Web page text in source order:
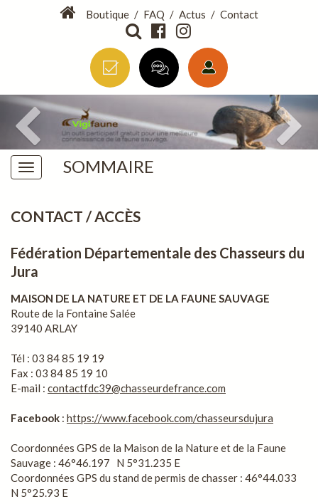
Boutique / FAQ / Actus / Contact
SOMMAIRE
CONTACT / ACCÈS
Fédération Départementale des Chasseurs du
Jura
MAISON DE LA NATURE ET DE LA FAUNE SAUVAGE
Route de la Fontaine Salée
39140 ARLAY
Tél : 03 84 85 19 19
Fax : 03 84 85 19 10
E-mail : contactfdc39@chasseurdefrance.com
Facebook : https://www.facebook.com/chasseursdujura
Coordonnées GPS de la Maison de la Nature et de la Faune
Sauvage : 46°46.197 N 5°31.235 E
Coordonnées GPS du stand de permis de chasser : 46°44.033
N 5°25.93 E